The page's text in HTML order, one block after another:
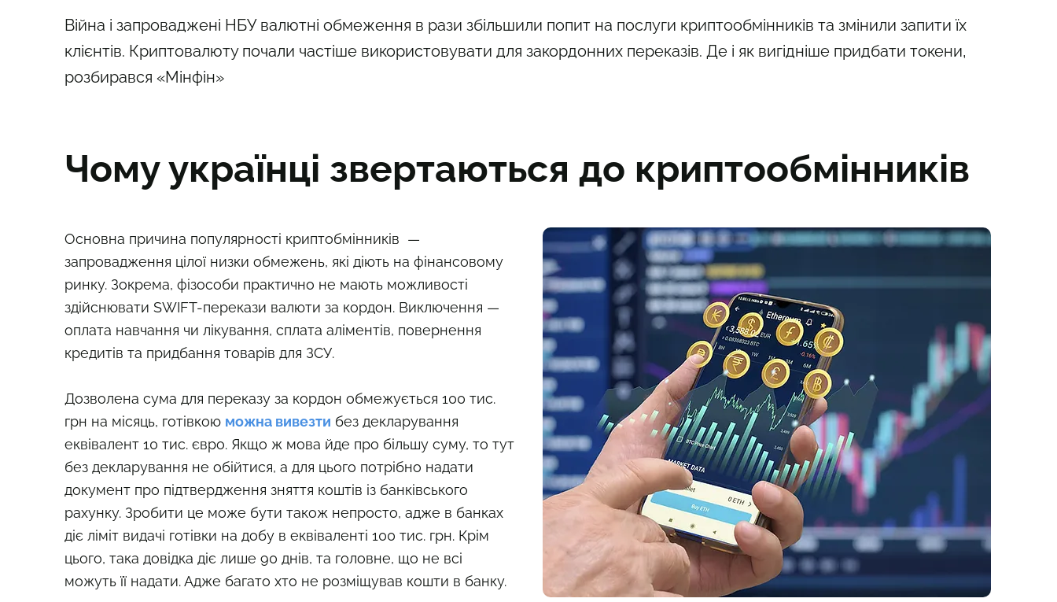
Війна і запроваджені НБУ валютні обмеження в рази збільшили попит на послуги криптообмінників та змінили запити їх
клієнтів. Криптовалюту почали частіше використовувати для закордонних переказів. Де і як вигідніше придбати токени,
розбирався «Мінфін»
Чому українці звертаються до криптообмінників
Основна причина популярності криптобмінників —
запровадження цілої низки обмежень, які діють на фінансовому
ринку. Зокрема, фізособи практично не мають можливості
здійснювати SWIFT-перекази валюти за кордон. Виключення —
оплата навчання чи лікування, сплата аліментів, повернення
кредитів та придбання товарів для ЗСУ.
Дозволена сума для переказу за кордон обмежується 100 тис.
грн на місяць, готівкою можна вивезти без декларування
еквівалент 10 тис. євро. Якщо ж мова йде про більшу суму, то тут
без декларування не обійтися, а для цього потрібно надати
документ про підтвердження зняття коштів із банківського
рахунку. Зробити це може бути також непросто, адже в банках
діє ліміт видачі готівки на добу в еквіваленті 100 тис. грн. Крім
цього, така довідка діє лише 90 днів, та головне, що не всі
можуть її надати. Адже багато хто не розміщував кошти в банку.